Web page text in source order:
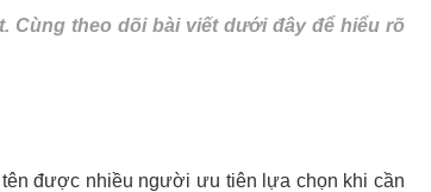
Cùng theo dõi bài viết dưới đây để hiểu rõ
được nhiều người ưu tiên lựa chọn khi cần